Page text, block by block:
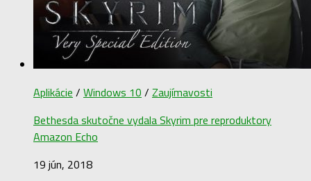
Aplikácie / Windows 10 / Zaujímavosti
Bethesda skutočne vydala Skyrim pre reproduktory
Amazon Echo
19 jún, 2018